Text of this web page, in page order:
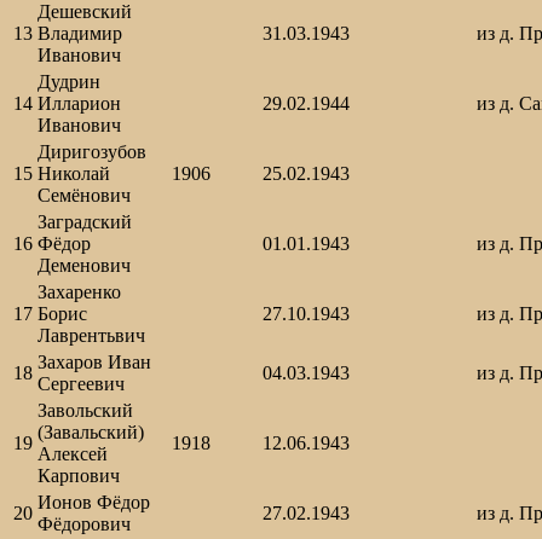
13
Дешевский
Владимир
Иванович
31.03.1943 из д.
14
Дудрин
Илларион
Иванович
29.02.1944 из д.
15
Диригозубов
Николай
Семёнович
1906 25.02.1943
16
Заградский
Фёдор
Деменович
01.01.1943 из д.
17
Захаренко
Борис
Лаврентьвич
27.10.1943 из д.
18
Захаров Иван
Сергеевич
04.03.1943 из д.
19
Завольский
(Завальский)
Алексей
Карпович
1918 12.06.1943
20
Ионов Фёдор
Фёдорович
27.02.1943 из д.